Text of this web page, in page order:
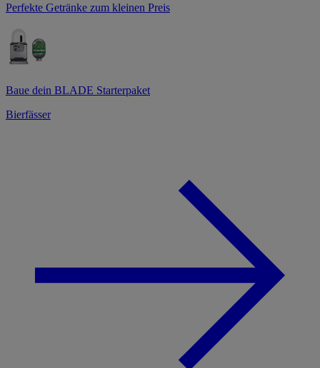
Perfekte Getränke zum kleinen Preis
Baue dein BLADE Starterpaket
Bierfässer